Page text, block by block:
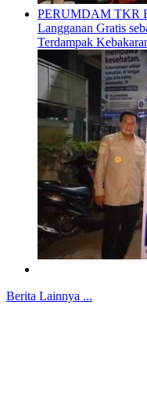
PERUMDAM TKR
Langganan Gratis
Terdampak
Berita Lainnya ...